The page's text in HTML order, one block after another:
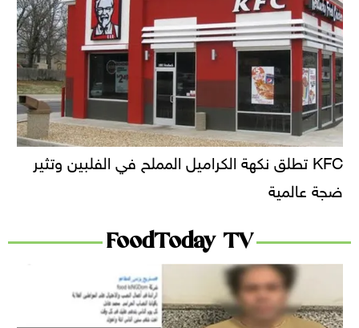
KFC تطلق نكهة الكراميل المملح في الفلبين وتثير
ضجة عالمية
FoodToday TV